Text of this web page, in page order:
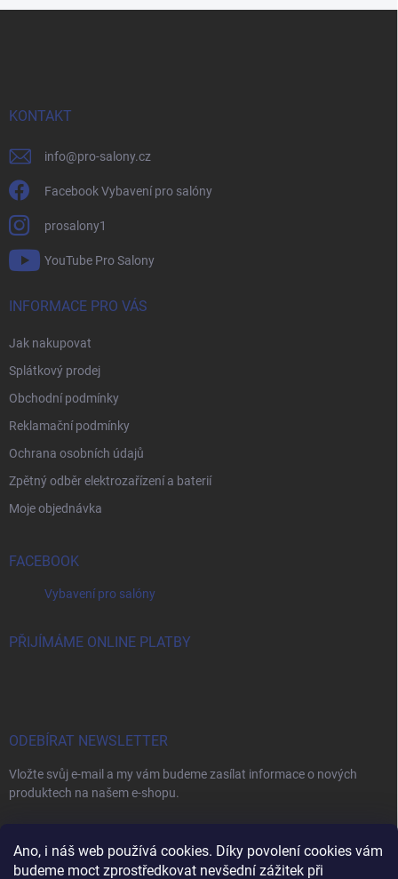
Ano, i náš web používá cookies. Díky povolení cookies vám
budeme moct zprostředkovat nevšední zážitek při
KONTAKT
info@pro-salony.cz
Facebook Vybavení pro salóny
prosalony1
YouTube Pro Salony
INFORMACE PRO VÁS
Jak nakupovat
Splátkový prodej
Obchodní podmínky
Reklamační podmínky
Ochrana osobních údajů
Zpětný odběr elektrozařízení a baterií
Moje objednávka
FACEBOOK
Vybavení pro salóny
PŘIJÍMÁME ONLINE PLATBY
ODEBÍRAT NEWSLETTER
Vložte svůj e-mail a my vám budeme zasílat informace o nových
produktech na našem e-shopu.
E-MAIL